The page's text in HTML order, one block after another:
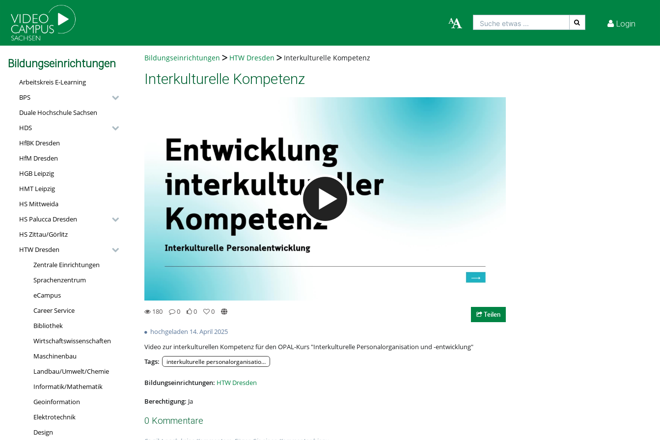
Suche etwas ... Login
Bildungseinrichtungen
Arbeitskreis E-Learning
BPS
Duale Hochschule Sachsen
HDS
HfBK Dresden
HfM Dresden
HGB Leipzig
HMT Leipzig
HS Mittweida
HS Palucca Dresden
HS Zittau/Görlitz
HTW Dresden
Zentrale Einrichtungen
Sprachenzentrum
eCampus
Career Service
Bibliothek
Wirtschaftswissenschaften
Maschinenbau
Landbau/Umwelt/Chemie
Informatik/Mathematik
Geoinformation
Elektrotechnik
Design
Bildungseinrichtungen HTW Dresden Interkulturelle Kompetenz
Interkulturelle Kompetenz
Video abspielen
180
0
0
0
Teilen
hochgeladen 14. April 2025
Video zur interkulturellen Kompetenz für den OPAL-Kurs "Interkulturelle Personalorganisation und -entwicklung"
Tags:
interkulturelle personalorganisation und -entwicklung
Bildungseinrichtungen: HTW Dresden
Berechtigung: Ja
0 Kommentare